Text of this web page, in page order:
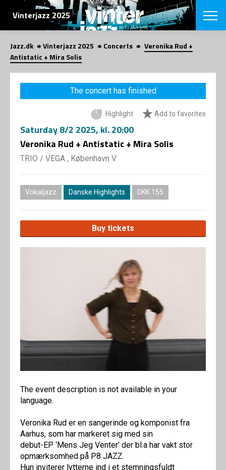
SEARCH
Vinterjazz 2025
Danish
CHOOSE
VINTERJAZZ
Themes
LOCATIONS
SHOP
Jazz.dk Vinterjazz 2025 Concerts
Veronika Rud +
Antistatic + Mira Solis
The concert has finished
Highlight Add to favorites
Saturday8/2 2025, kl. 20:00
Veronika Rud + Antistatic + Mira Solis
TRIO / VEGA , København V
Vokaljazz Danske Highlights DKK 155
Buy tickets
The event description is not available in your
language.
Veronika Rud er en sangerinde og komponist fra
Aarhus, som har markeret sig med sin
debut-EP ‘Mens Jeg Venter’ der bl.a har vakt stor
opmærksomhed på P8 JAZZ.
Hun inviterer lytterne ind i et stemningsfuldt